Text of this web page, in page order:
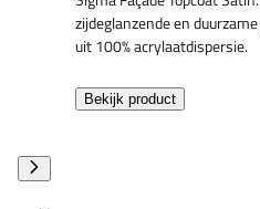
zijdeglanzende en
uit 100% acrylaatdispersie.
Bekijk product